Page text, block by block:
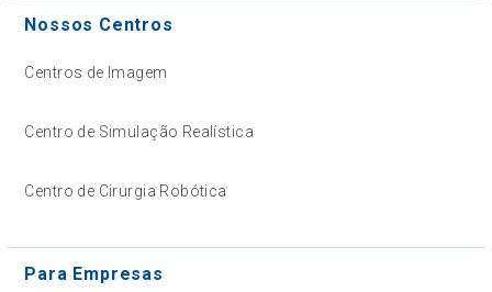
Nossos Centros
Centros de Imagem
Centro de Simulação Realística
Centro de Cirurgia Robótica
Para Empresas